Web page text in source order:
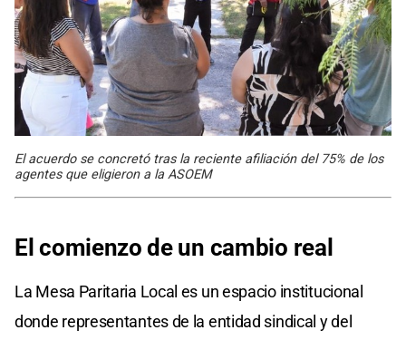
El acuerdo se concretó tras la reciente afiliación del 75% de los
agentes que eligieron a la ASOEM
El comienzo de un cambio real
La Mesa Paritaria Local es un espacio institucional
donde representantes de la entidad sindical y del